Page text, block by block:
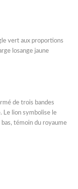
vert aux proportions
losange jaune
de trois bandes
Le lion symbolise le
bas, témoin du royaume